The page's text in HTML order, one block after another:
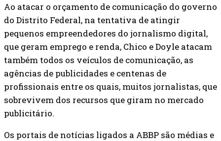
Ao atacar o orçamento de comunicação do governo
do Distrito Federal, na tentativa de atingir
pequenos empreendedores do jornalismo digital,
que geram emprego e renda, Chico e Doyle atacam
também todos os veículos de comunicação, as
agências de publicidades e centenas de
profissionais entre os quais, muitos jornalistas, que
sobrevivem dos recursos que giram no mercado
publicitário.
Os portais de notícias ligados a ABBP são médias e